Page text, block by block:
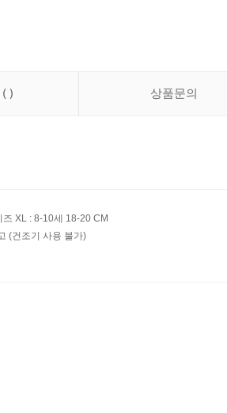
() 상품문의
XL : 8-10세 18-20 CM
(건조기 사용 불가)